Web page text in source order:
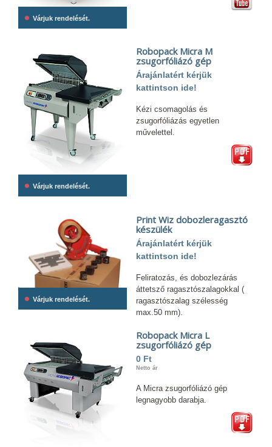
• Várjuk rendelését.
• Várjuk rendelését.
Robopack Micra M
zsugorfóliázó gép
Árajánlatért kérjük
kattintson ide!
Kézi csomagolás és
zsugorfóliázás egyetlen
művelettel.
• Várjuk rendelését.
Print Wiz dobozleragasztó
készülék
Árajánlatért kérjük
kattintson ide!
Feliratozás, és dobozlezárás
áttetsző ragasztószalagokkal (
ragasztószalag szélesség
max.50 mm).
Robopack Micra L
zsugorfóliázó gép
0 Ft
Netto ár
A Micra zsugorfóliázó gép
legnagyobb darabja.